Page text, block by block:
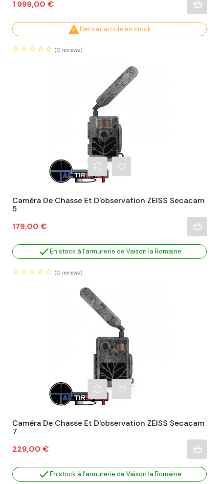
Prix
1 999,00 €
Dernier article en stock
(0 reviews)
Caméra De Chasse Et D'observation ZEISS Secacam
5
Prix
179,00 €
En stock à l'armurerie de Vaison la Romaine
(0 reviews)
Caméra De Chasse Et D'observation ZEISS Secacam
7
Prix
229,00 €
En stock à l'armurerie de Vaison la Romaine